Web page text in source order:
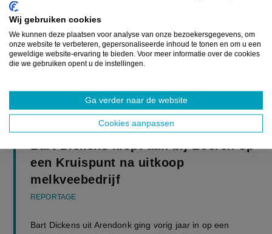
Wij gebruiken cookies
We kunnen deze plaatsen voor analyse van onze bezoekersgegevens, om
onze website te verbeteren, gepersonaliseerde inhoud te tonen en om u een
geweldige website-ervaring te bieden. Voor meer informatie over de cookies
die we gebruiken opent u de instellingen.
Ga verder naar de website
Cookies aanpassen
UITGELICHT
Bart Dickens klopt aan bij Boeren op
een Kruispunt na uitkoop
melkveebedrijf
REPORTAGE
Bart Dickens uit Arendonk ging vorig jaar in op een